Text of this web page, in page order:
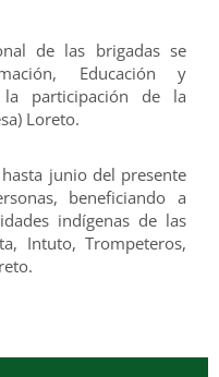
de las brigadas se
Educación y
la participación de la
Loreto.
junio del presente
beneficiando a
indígenas de las
Intuto, Trompeteros,